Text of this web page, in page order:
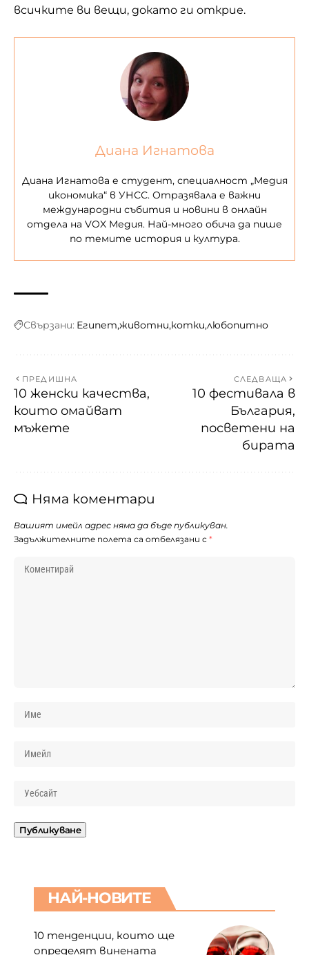
всичките ви вещи, докато ги открие.
Диана Игнатова
Диана Игнатова е студент, специалност „Медия
икономика“ в УНСС. Отразявала е важни
международни събития и новини в онлайн
отдела на VOX Медия. Най-много обича да пише
по темите история и култура.
Свързани: Египет животни котки любопитно
ПРЕДИШНА
10 женски качества,
които омайват
мъжете
СЛЕДВАЩА
10 фестивала в
България,
посветени на
бирата
Няма коментари
Вашият имейл адрес няма да бъде публикуван.
Задължителните полета са отбелязани с *
НАЙ-НОВИТЕ
10 тенденции, които ще
определят винената